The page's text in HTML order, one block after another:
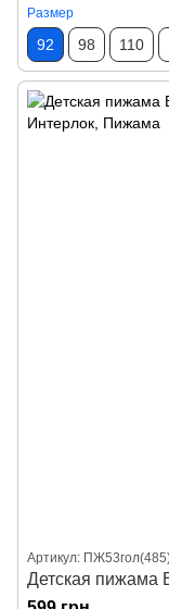
Размер
92 98 110
Артикул:
Детская пижама